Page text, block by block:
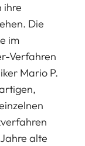
ihre
Die
im
Verfahren
Mario P.
alte